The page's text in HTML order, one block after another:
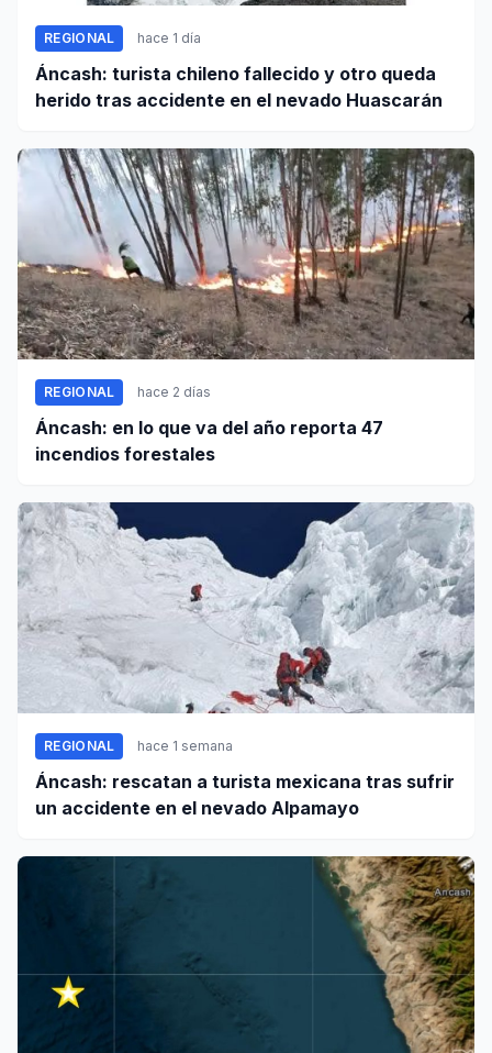
REGIONAL hace 1 día
Áncash: turista chileno fallecido y otro queda
herido tras accidente en el nevado Huascarán
REGIONAL hace 2 días
Áncash: en lo que va del año reporta 47
incendios forestales
REGIONAL hace 1 semana
Áncash: rescatan a turista mexicana tras sufrir
un accidente en el nevado Alpamayo